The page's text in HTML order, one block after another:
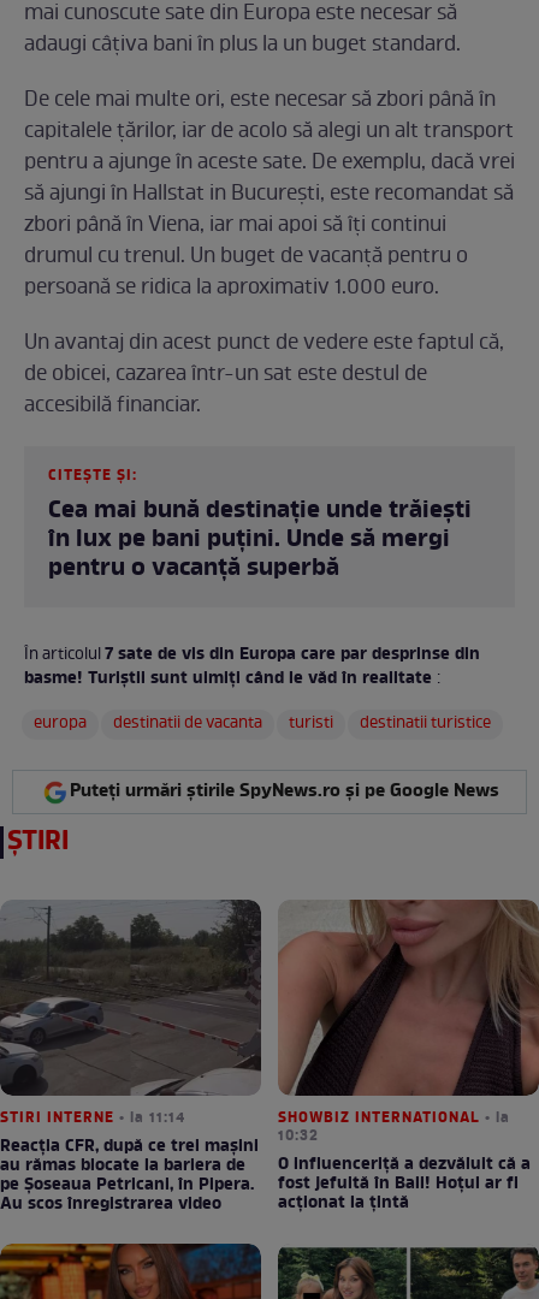
mai cunoscute sate din Europa este necesar să
adaugi câțiva bani în plus la un buget standard.
De cele mai multe ori, este necesar să zbori până în
capitalele țărilor, iar de acolo să alegi un alt transport
pentru a ajunge în aceste sate. De exemplu, dacă vrei
să ajungi în Hallstat in București, este recomandat să
zbori până în Viena, iar mai apoi să îți continui
drumul cu trenul. Un buget de vacanță pentru o
persoană se ridica la aproximativ 1.000 euro.
Un avantaj din acest punct de vedere este faptul că,
de obicei, cazarea într-un sat este destul de
accesibilă financiar.
CITEȘTE ȘI:
Cea mai bună destinație unde trăiești
în lux pe bani puțini. Unde să mergi
pentru o vacanță superbă
În articolul7 sate de vis din Europa care par desprinse din
basme! Turiștii sunt uimiți când le văd în realitate :
europa
destinatii de vacanta turisti destinatii turistice
Puteți urmări știrile SpyNews.ro și pe Google News
ȘTIRI
STIRI INTERNE • la 11:14
Reacția CFR, după ce trei mașini
au rămas blocate la bariera de
pe Șoseaua Petricani, în Pipera.
Au scos înregistrarea video
SHOWBIZ INTERNATIONAL • la
10:32
O influenceriță a dezvăluit că a
fost jefuită în Bali! Hoțul ar fi
acționat la țintă